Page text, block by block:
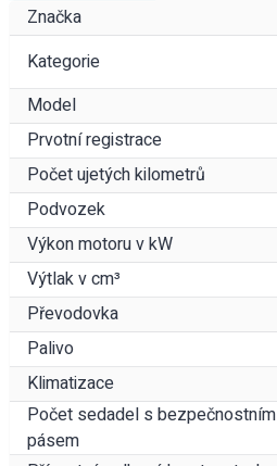
Značka
Kategorie
Model
Prvotní registrace
Počet ujetých kilometrů
Podvozek
Výkon motoru v kW
Výtlak v cm³
Převodovka
Palivo
Klimatizace
Počet sedadel s bezpečnostním
pásem